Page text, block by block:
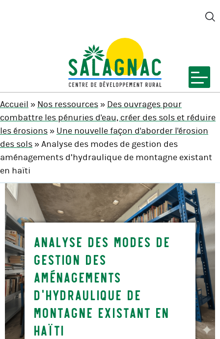
SALAGNAC
Accueil » Nos ressources» Des ouvrages pour
combattre les pénuries d'eau, créer des sols et réduire
les érosions» Une nouvelle façon d'aborder l'érosion
des sols» Analyse des modes de gestion des
aménagements d’hydraulique de montagne existant
en haïti
Analyse des modes de
gestion des
aménagements
d’hydraulique de
montagne existant en
haïti